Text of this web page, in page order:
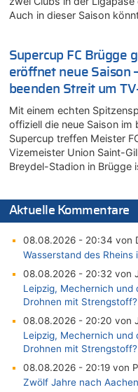
Auch in dieser Saison
Supercup FC Brügge
eröffnet neue Saison
beenden Streit um
Mit einem echten
offiziell die neue Saison
Supercup treffen Meister
Vizemeister Union Saint-
Breydel-Stadion in Brügge
Aktuelle Kommentare
08.08.2026 - 20:34 von
Wasserstand des Rheins
08.08.2026 - 20:32 von
Leipzig, Mechernich und
Drohnen mit
08.08.2026 - 20:20 von
Leipzig, Mechernich und
Drohnen mit
08.08.2026 - 20:19 von
Zwölf Jahre nach